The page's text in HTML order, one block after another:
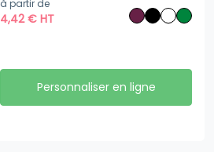
à partir de
4,42€ HT
Personnaliser en ligne